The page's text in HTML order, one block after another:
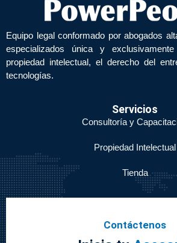
Equipo legal conformado por abogados
especializados única y
propiedad intelectual, el derecho del
tecnologías.
Servicios
Consultoría y
Propiedad Intelectual
Tienda
Contáctenos